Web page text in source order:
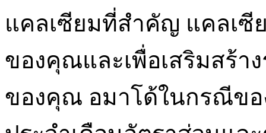
แคลเซียมที่สำคัญ แคลเซี
ของคุณและเพื่อเสริมสร้า
ของคุณ อมาโด้ในกรณีข